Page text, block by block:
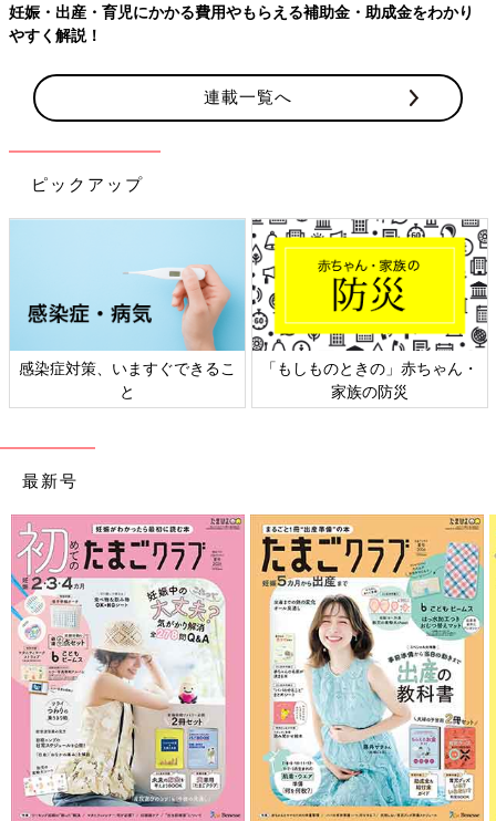
妊娠・出産・育児にかかる費用やもらえる補助金・助成金をわかり
やすく解説！
連載一覧へ
ピックアップ
感染症対策、いますぐできるこ
と
「もしものときの」赤ちゃん・
家族の防災
最新号